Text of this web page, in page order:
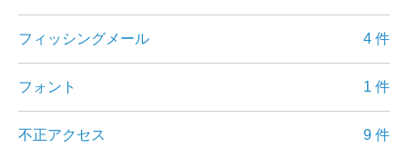
フィッシングメール 4 件
フォント 1 件
不正アクセス 9 件